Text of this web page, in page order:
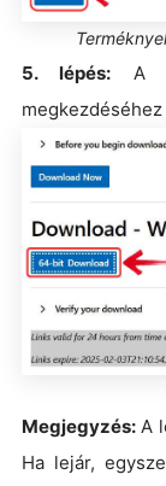
5. lépés: A
Megjegyzés:A
Ha lejár,